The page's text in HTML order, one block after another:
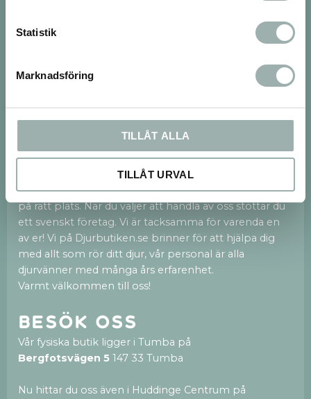
Statistik
Marknadsföring
TILLÅT ALLA
TILLÅT URVAL
Dina personuppgifter behandlas i enlighet med vår integritetspolicy .
Om oss
Vi finns både på webben och med en 250kvm
stor fysisk butik i Tumba och nu även en ny butik i
Huddinge Centrum.
Vi är en fristående och privatägd djurbutik med hjärtat
på rätt plats. När du väljer att handla av oss stöttar du
ett svenskt företag. Vi är tacksamma för varenda en
av er! Vi på Djurbutiken.se brinner för att hjälpa dig
med allt som rör ditt djur, vår personal är alla
djurvänner med många års erfarenhet.
Varmt välkommen till oss!
Besök oss
Vår fysiska butik ligger i Tumba på
Bergfotsvägen 5 147 33 Tumba
Nu hittar du oss även i Huddinge Centrum på